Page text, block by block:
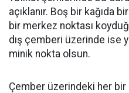
açıklanır. Boş bir kağıda
bir merkez noktası
dış çemberi üzerinde ise
minik nokta olsun.
​Çember üzerindeki her bir